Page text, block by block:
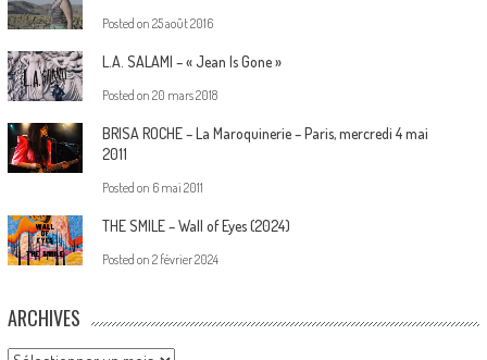
Posted on 25 août 2016
L.A. SALAMI – « Jean Is Gone »
Posted on 20 mars 2018
BRISA ROCHE – La Maroquinerie – Paris, mercredi 4 mai
2011
Posted on 6 mai 2011
THE SMILE – Wall of Eyes (2024)
Posted on 2 février 2024
ARCHIVES